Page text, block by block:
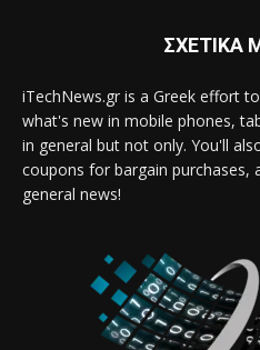
ΣΧΕΤΙΚΑ
iTechNews.gr is a Greek effort
what's new in mobile phones,
in general but not only. You'll
coupons for bargain
general news!